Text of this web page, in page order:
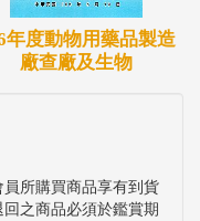
年度動物用藥品製造
廠查廠及生物
所購買商品享有到貨
之商品必須於鑑賞期